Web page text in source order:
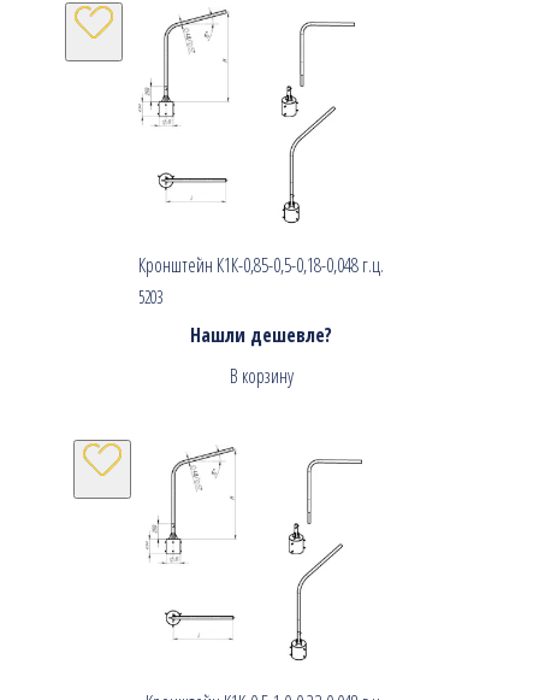
Кронштейн К1К-0,85-0,5-0,18-0,048 г.ц.
5203
Нашли дешевле?
В корзину